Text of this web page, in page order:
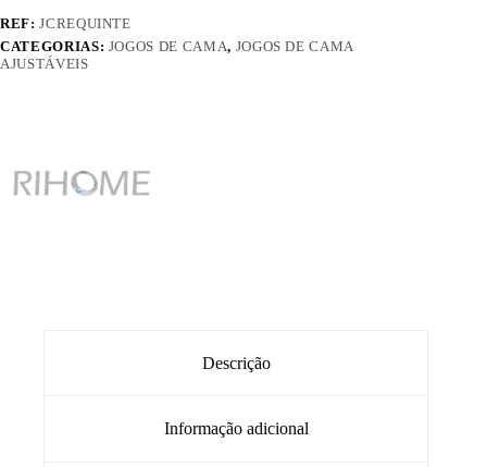
REF:JCREQUINTE
CATEGORIAS: JOGOS DE CAMA, JOGOS DE CAMA
AJUSTÁVEIS
Descrição
Informação adicional